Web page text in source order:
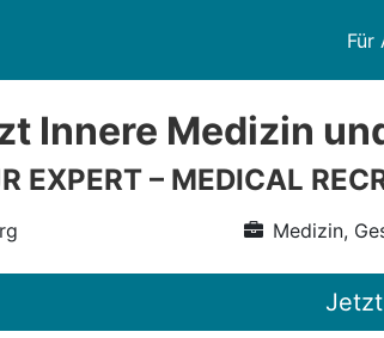
Für
Innere Medizin
EXPERT – MEDICAL
Medizin,